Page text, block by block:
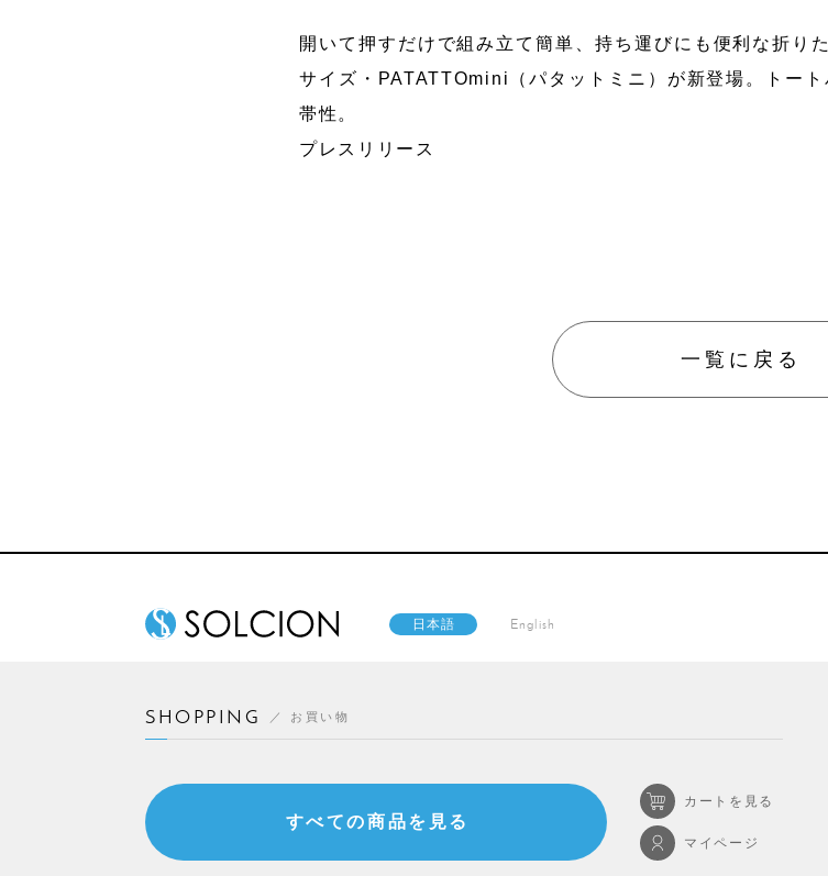
マッサージャ
レイングッズ ペット
開いて押すだけで組み立て簡単、持ち運びにも便利な折り
サイズ・PATATTOmini（パタットミニ）が新登場。トー
帯性。
プレスリリース
一覧に戻る
日本語 English
SHOPPING お買い物
すべての商品を見る
カートを見る
マイページ